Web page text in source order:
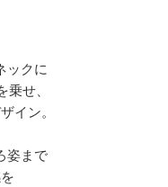
ックに
せ、
イン。
姿まで